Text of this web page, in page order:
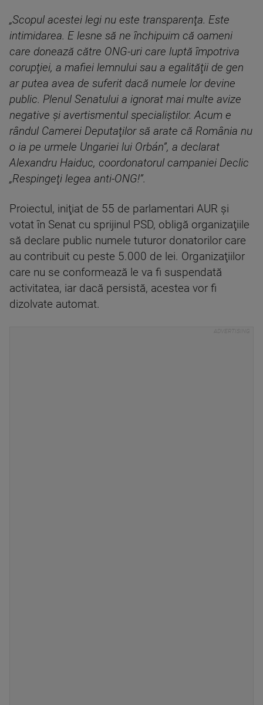
„Scopul acestei legi nu este transparenţa. Este
intimidarea. E lesne să ne închipuim că oameni
care donează către ONG-uri care luptă împotriva
corupţiei, a mafiei lemnului sau a egalităţii de gen
ar putea avea de suferit dacă numele lor devine
public. Plenul Senatului a ignorat mai multe avize
negative şi avertismentul specialiştilor. Acum e
rândul Camerei Deputaţilor să arate că România nu
o ia pe urmele Ungariei lui Orbán”, a declarat
Alexandru Haiduc, coordonatorul campaniei Declic
„Respingeţi legea anti-ONG!”.
Proiectul, iniţiat de 55 de parlamentari AUR şi
votat în Senat cu sprijinul PSD, obligă organizaţiile
să declare public numele tuturor donatorilor care
au contribuit cu peste 5.000 de lei. Organizaţiilor
care nu se conformează le va fi suspendată
activitatea, iar dacă persistă, acestea vor fi
dizolvate automat.